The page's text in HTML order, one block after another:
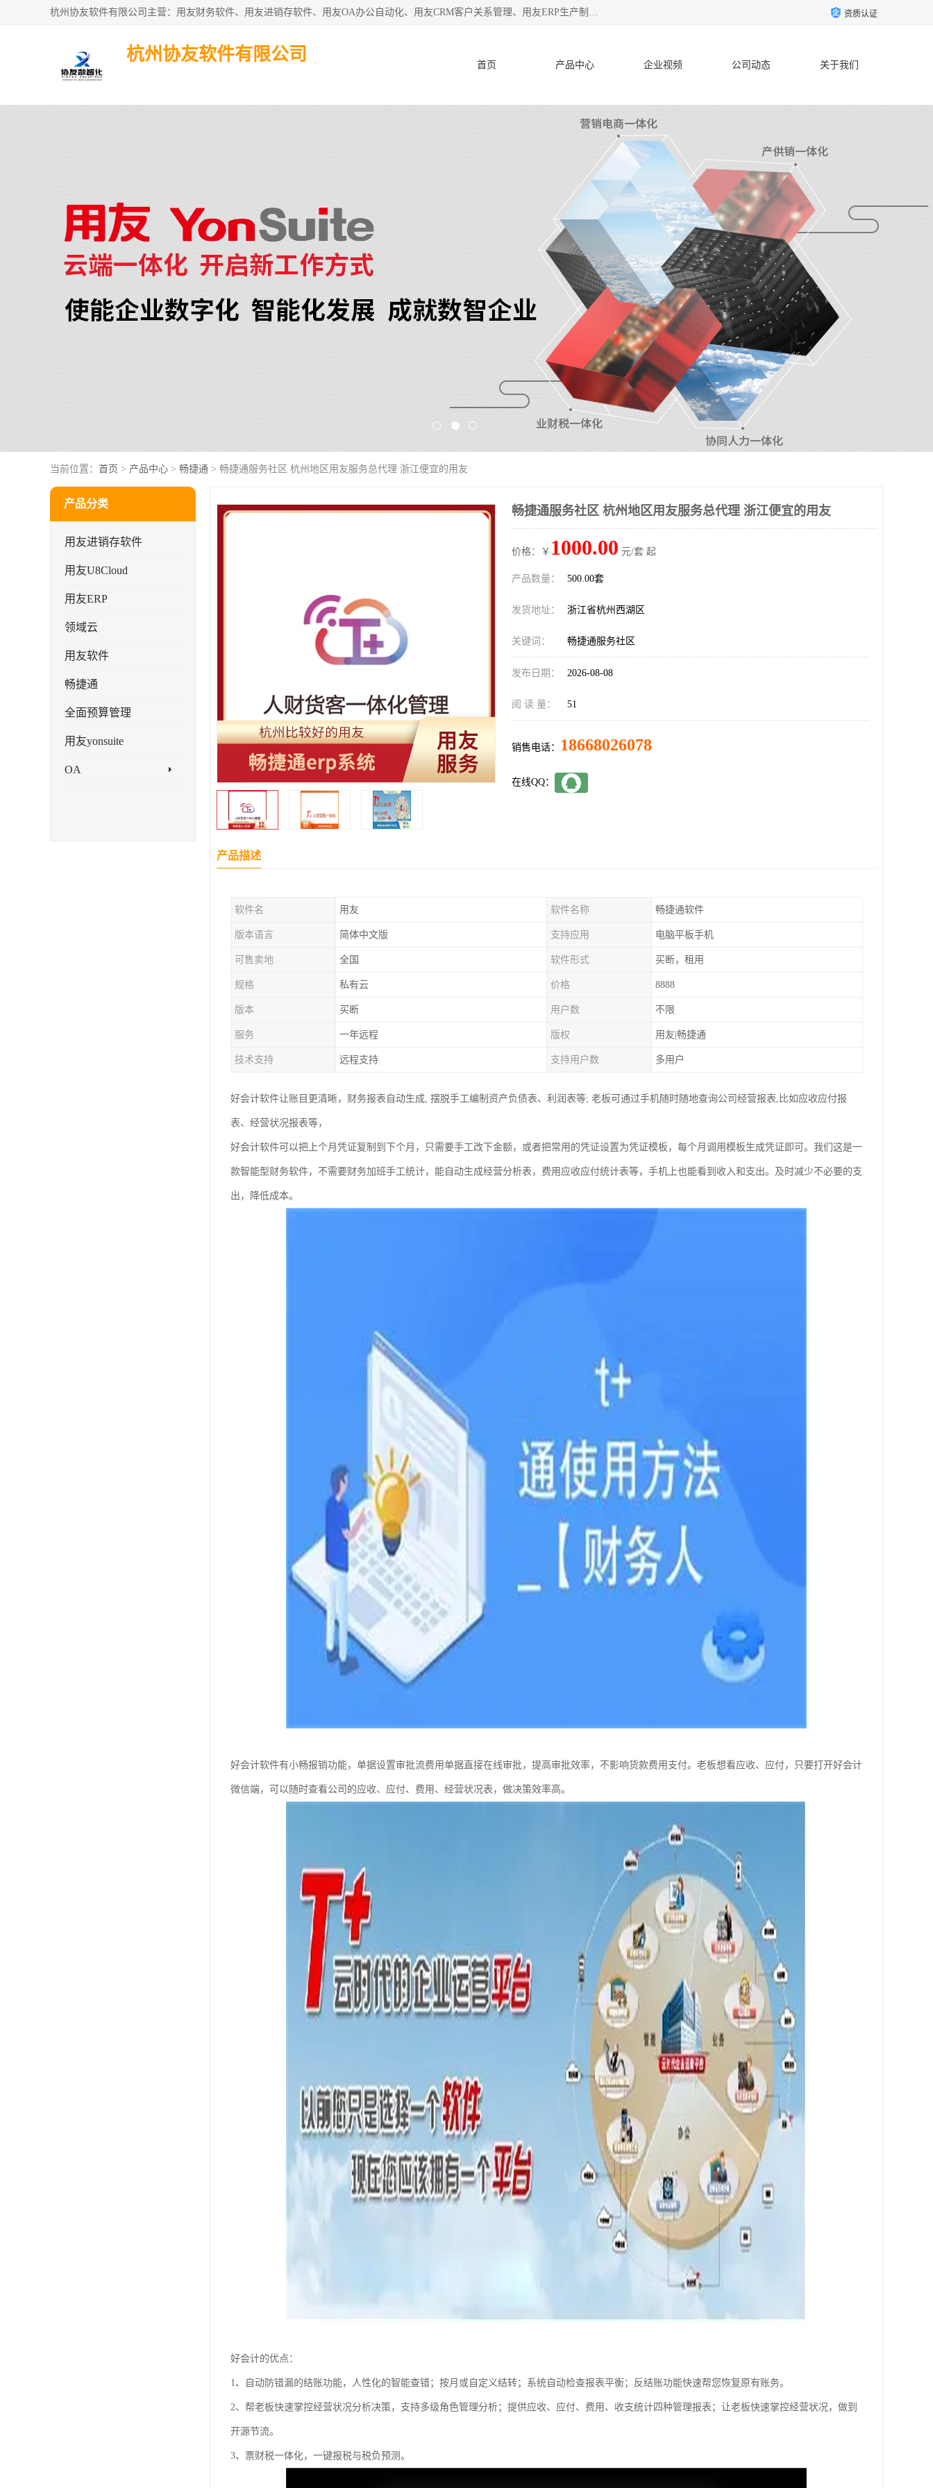
杭州协友软件有限公司主营：用友财务软件、用友进销存软件、用友OA办公自动化、用友CRM客户关系管理、用友ERP生产制造管理等;是一家用友管理软件咨询服务商。自创立至今，一直致力于为客户提供顾问式ERP管理解决方案务，为企业提供了财务管理、供应链和物流管理、生产制造管理、管理、知识与协同管理、客户关系管理等信息化建设领域的应用。 资质认证
杭州协友软件有限公司
首页 产品中心 企业视频 公司动态 关于我们
当前位置： 首页 > 产品中心 > 畅捷通 > 畅捷通服务社区 杭州地区用友服务总代理 浙江便宜的用友
产品分类
用友进销存软件
用友U8Cloud
用友ERP
领域云
用友软件
畅捷通
全面预算管理
用友yonsuite
OA
畅捷通服务社区 杭州地区用友服务总代理 浙江便宜的用友
价格：￥ 1000.00 元/套 起
产品数量： 500.00套
发货地址： 浙江省杭州西湖区
关键词： 畅捷通服务社区
发布日期： 2026-08-08
阅 读 量： 51
销售电话： 18668026078
在线QQ：
产品描述
软件名 用友 软件名称 畅捷通软件
版本语言 简体中文版 支持应用 电脑平板手机
可售卖地 全国 软件形式 买断，租用
规格 私有云 价格 8888
版本 买断 用户数 不限
服务 一年远程 版权 用友|畅捷通
技术支持 远程支持 支持用户数 多用户
好会计软件让账目更清晰，财务报表自动生成, 摆脱手工编制资产负债表、利润表等; 老板可通过手机随时随地查询公司经营报表,比如应收应付报
表、经营状况报表等，
好会计软件可以把上个月凭证复制到下个月，只需要手工改下金额，或者把常用的凭证设置为凭证模板，每个月调用模板生成凭证即可。我们这是一
款智能型财务软件，不需要财务加班手工统计，能自动生成经营分析表，费用应收应付统计表等，手机上也能看到收入和支出。及时减少不必要的支
出，降低成本。
好会计软件有小畅报销功能，单据设置审批流费用单据直接在线审批，提高审批效率，不影响货款费用支付。老板想看应收、应付，只要打开好会计
微信端，可以随时查看公司的应收、应付、费用、经营状况表，做决策效率高。
好会计的优点：
1、自动防错漏的结账功能，人性化的智能查错；按月或自定义结转；系统自动检查报表平衡；反结账功能快速帮您恢复原有账务。
2、帮老板快速掌控经营状况分析决策，支持多级角色管理分析；提供应收、应付、费用、收支统计四种管理报表；让老板快速掌控经营状况，做到
开源节流。
3、票财税一体化，一键报税与税负预测。